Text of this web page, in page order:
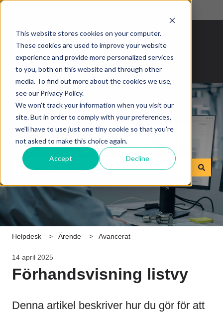
This website stores cookies on your computer.
These cookies are used to improve your website
experience and provide more personalized services
to you, both on this website and through other
media. To find out more about the cookies we use,
see our Privacy Policy.
We won't track your information when you visit our
site. But in order to comply with your preferences,
we'll have to use just one tiny cookie so that you're
not asked to make this choice again.
Accept Decline
Hur kan vi hjälpa dig?
Helpdesk Ärende Avancerat
14 april 2025
Förhandsvisning listvy
Denna artikel beskriver hur du gör för att